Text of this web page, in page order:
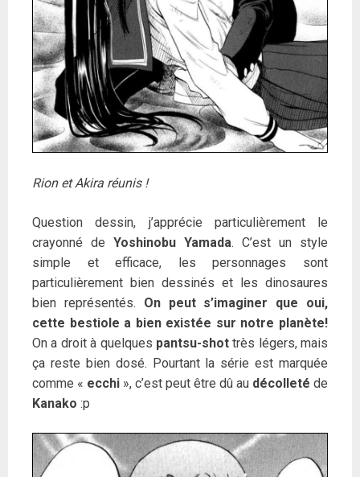
Rion et Akira réunis !
Question dessin, j’apprécie particulièrement le
crayonné de Yoshinobu Yamada. C’est un style
simple et efficace, les personnages sont
particulièrement bien dessinés et les dinosaures
bien représentés. On peut s’imaginer que oui,
cette bestiole a bien existée sur notre planète!
On a droit à quelques pantsu-shottrès légers, mais
ça reste bien dosé. Pourtant la série est marquée
comme « ecchi », c’est peut être dû au décolleté de
Kanako :p